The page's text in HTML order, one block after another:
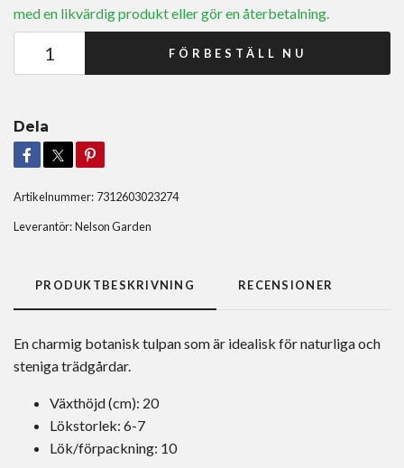
med en likvärdig produkt eller gör en återbetalning.
FÖRBESTÄLL NU
Dela
Artikelnummer: 7312603023274
Leverantör:Nelson Garden
PRODUKTBESKRIVNING RECENSIONER
En charmig botanisk tulpan som är idealisk för naturliga och
steniga trädgårdar.
Växthöjd (cm): 20
Lökstorlek: 6-7
Lök/förpackning: 10